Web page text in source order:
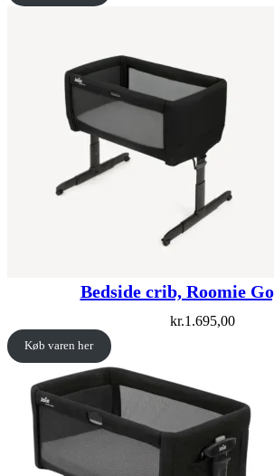
Bedside crib, Roomie
kr.1.695,00
Køb varen her